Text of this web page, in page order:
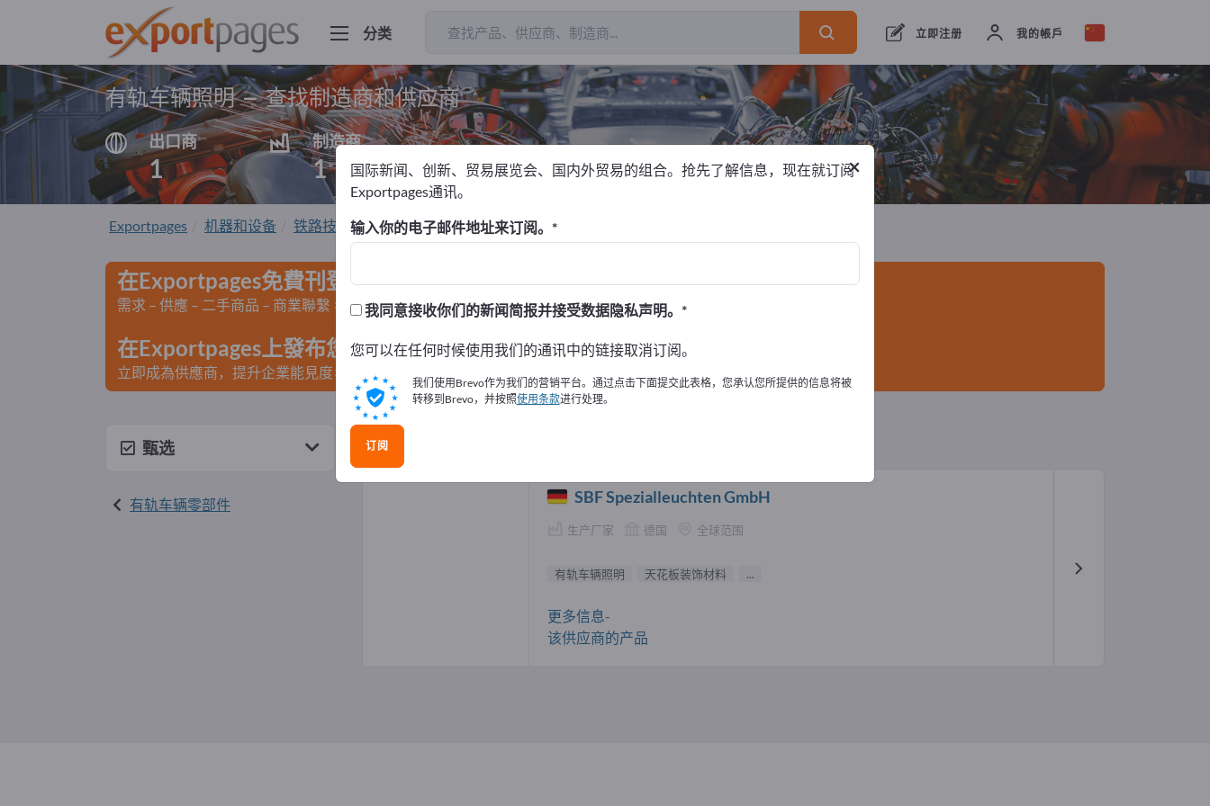
分类 立即注册 我的帳戶
有轨车辆照明 – 查找制造商和供应商
出口商
1
制造商
1
出口商1 制造商
Exportpages 机器和设备 铁路技术 有轨车辆零部件 有轨车辆照明
在Exportpages免費刊登廣告！
需求 – 供應 – 二手商品 – 商業聯繫 >> 由此開始
在Exportpages上發布您的公司與產品資訊。
立即成為供應商，提升企業能見度>> 點此發布資訊
甄选
有轨车辆零部件
有轨车辆照明 供應商 (1)
SBF Spezialleuchten GmbH
生产厂家 德国 全球范围
有轨车辆照明 天花板装饰材料 ...
更多信息-
该供应商的产品
×
国际新闻、创新、贸易展览会、国内外贸易的组合。抢先了解信息，现在就订阅
Exportpages通讯。
输入你的电子邮件地址来订阅。
我同意接收你们的新闻简报并接受数据隐私声明。
您可以在任何时候使用我们的通讯中的链接取消订阅。
我们使用Brevo作为我们的营销平台。通过点击下面提交此表格，您承认您所提供的信息将被
转移到Brevo，并按照使用条款进行处理。
订阅